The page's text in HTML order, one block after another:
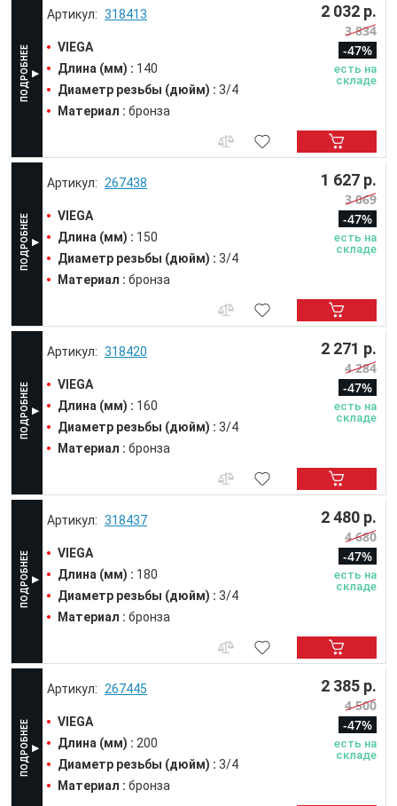
318413
VIEGA
Длина (мм) : 140
Диаметр резьбы (дюйм) : 3/4
Материал : бронза
2 032 р.
3 834
-47%
есть на
складе
267438
VIEGA
Длина (мм) : 150
Диаметр резьбы (дюйм) : 3/4
Материал : бронза
1 627 р.
3 069
-47%
есть на
складе
318420
VIEGA
Длина (мм) : 160
Диаметр резьбы (дюйм) : 3/4
Материал : бронза
2 271 р.
4 284
-47%
есть на
складе
318437
VIEGA
Длина (мм) : 180
Диаметр резьбы (дюйм) : 3/4
Материал : бронза
2 480 р.
4 680
-47%
есть на
складе
267445
VIEGA
Длина (мм) : 200
Диаметр резьбы (дюйм) : 3/4
Материал : бронза
2 385 р.
4 500
-47%
есть на
складе